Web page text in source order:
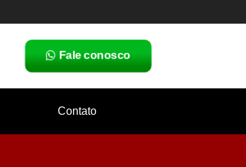
Fale conosco
Contato